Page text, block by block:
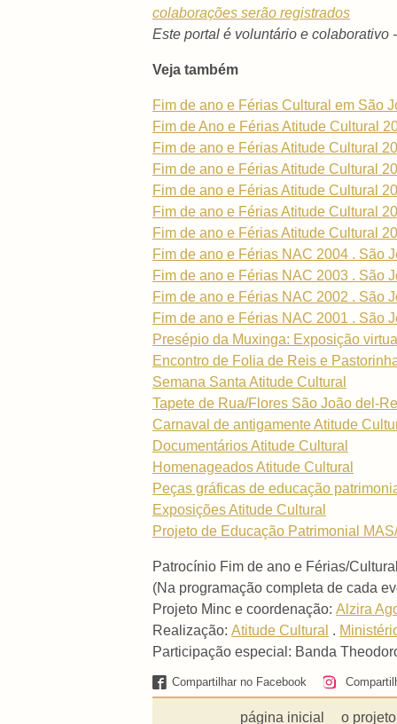
colaborações serão registrados
Este portal é voluntário e colaborativo
Veja também
Fim de ano e Férias Cultural em São
Fim de Ano e Férias Atitude Cultural
Fim de ano e Férias Atitude Cultural
Fim de ano e Férias Atitude Cultural
Fim de ano e Férias Atitude Cultural
Fim de ano e Férias Atitude Cultural
Fim de ano e Férias Atitude Cultural
Fim de ano e Férias NAC 2004 . São
Fim de ano e Férias NAC 2003 . São
Fim de ano e Férias NAC 2002 . São
Fim de ano e Férias NAC 2001 . São
Presépio da Muxinga: Exposição
Encontro de Folia de Reis e
Semana Santa Atitude Cultural
Tapete de Rua/Flores São João del-
Carnaval de antigamente Atitude
Documentários Atitude Cultural
Homenageados Atitude Cultural
Peças gráficas de educação
Exposições Atitude Cultural
Projeto de Educação Patrimonial
Patrocínio Fim de ano e Férias/
(Na programação completa de cada
Projeto Minc e coordenação: Alzira
Realização: Atitude Cultural .
Participação especial: Banda
Compartilhar no Facebook
página inicial o projeto